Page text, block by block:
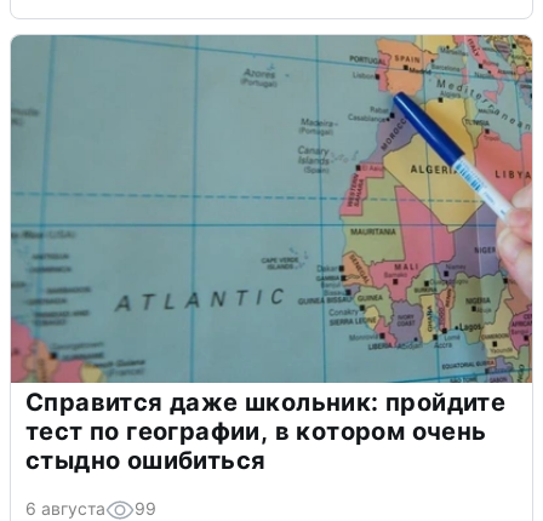
Справится даже школьник: пройдите
тест по географии, в котором очень
стыдно ошибиться
6 августа 99